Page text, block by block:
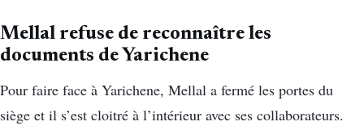
Mellal refuse de reconnaître les
documents de Yarichene
Pour faire face à Yarichene, Mellal a fermé les portes du
siège et il s’est cloitré à l’intérieur avec ses collaborateurs.